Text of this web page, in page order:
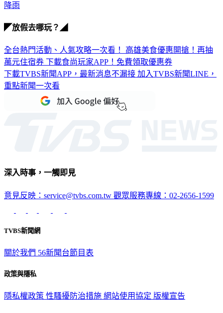
降雨
◤放假去哪玩？◢
全台熱門活動、人氣攻略一次看！ 高雄美食優惠開搶！再抽
萬元住宿券 下載食尚玩家APP！免費領取優惠券
下載TVBS新聞APP，最新消息不漏接 加入TVBS新聞LINE，
重點新聞一次看
深入時事，一觸即見
意見反映：service@tvbs.com.tw 觀眾服務專線：02-2656-1599
TVBS新聞網
關於我們 56新聞台節目表
政策與隱私
隱私權政策 性騷擾防治措施 網站使用協定 版權宣告